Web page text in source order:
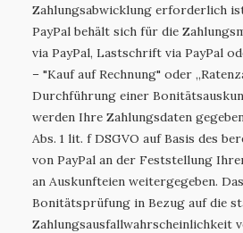
Zahlungsabwicklung erforderlich
PayPal behält sich für die
via PayPal, Lastschrift via PayPal
– "Kauf auf Rechnung" oder
Durchführung einer
werden Ihre Zahlungsdaten
Abs. 1 lit. f DSGVO auf Basis des
von PayPal an der Feststellung
an Auskunfteien weitergegeben.
Bonitätsprüfung in Bezug auf die
Zahlungsausfallwahrscheinlichkeit